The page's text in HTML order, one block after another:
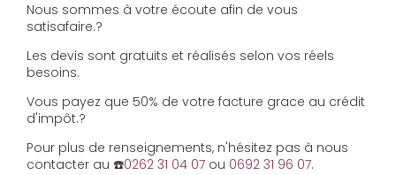
Nous sommes à votre écoute afin de vous
satisafaire.?
Les devis sont gratuits et réalisés selon vos réels
besoins.
Vous payez que 50% de votre facture grace au crédit
d'impôt.?
Pour plus de renseignements, n'hésitez pas à nous
contacter au ☎️0262 31 04 07 ou 0692 31 96 07.